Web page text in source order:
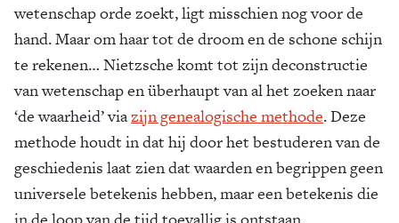
wetenschap orde zoekt, ligt misschien nog voor de
hand. Maar om haar tot de droom en de schone schijn
te rekenen… Nietzsche komt tot zijn deconstructie
van wetenschap en überhaupt van al het zoeken naar
‘de waarheid’ viazijn genealogische methode. Deze
methode houdt in dat hij door het bestuderen van de
geschiedenis laat zien dat waarden en begrippen geen
universele betekenis hebben, maar een betekenis die